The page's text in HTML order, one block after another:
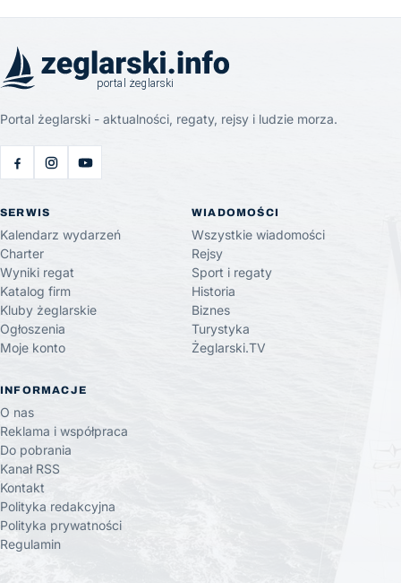
Portal żeglarski - aktualności, regaty, rejsy i ludzie morza.
SERWIS
Kalendarz wydarzeń
Charter
Wyniki regat
Katalog firm
Kluby żeglarskie
Ogłoszenia
Moje konto
WIADOMOŚCI
Wszystkie wiadomości
Rejsy
Sport i regaty
Historia
Biznes
Turystyka
Żeglarski.TV
INFORMACJE
O nas
Reklama i współpraca
Do pobrania
Kanał RSS
Kontakt
Polityka redakcyjna
Polityka prywatności
Regulamin